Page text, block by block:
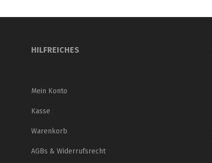
HILFREICHES
Mein Konto
Kasse
Warenkorb
AGBs & Widerrufsrecht